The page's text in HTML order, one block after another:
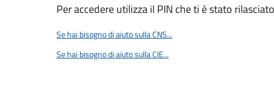
Per accedere utilizza il PIN che ti è stato
Se hai bisogno di aiuto sulla CNS...
Se hai bisogno di aiuto sulla CIE...